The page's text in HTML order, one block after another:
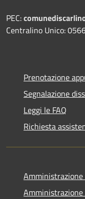
PEC:
Centralino Unico:
Prenotazione
Segnalazione
Leggi le FAQ
Richiesta